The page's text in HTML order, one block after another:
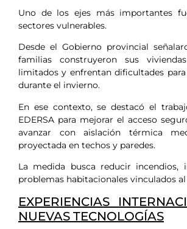
Uno de los ejes más importantes
sectores vulnerables.
Desde el Gobierno provincial
familias construyeron sus
limitados y enfrentan dificultades
durante el invierno.
En ese contexto, se destacó el
EDERSA para mejorar el acceso
avanzar con aislación térmica
proyectada en techos y paredes.
La medida busca reducir incendios,
problemas habitacionales vinculados
EXPERIENCIAS
NUEVAS TECNOLOGÍAS